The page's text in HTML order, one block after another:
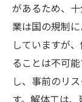
があるため、
業は国の規制
していますが
ることは不可
し、事前のリ
す。解体工は